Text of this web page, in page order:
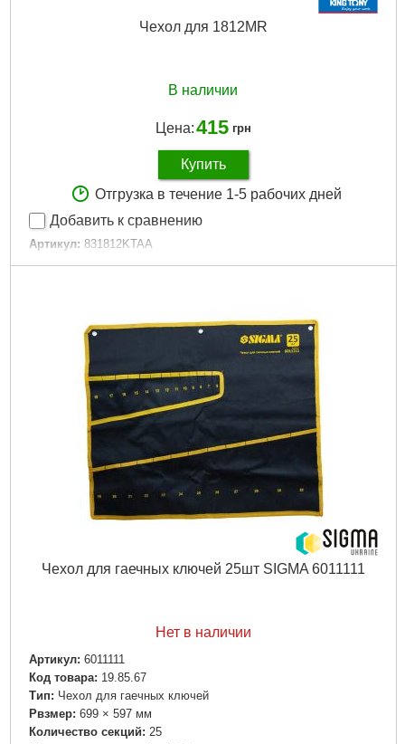
Чехол для 1812MR
В наличии
Цена:415 грн
Купить
Отгрузка в течение 1-5 рабочих дней
Добавить к сравнению
Артикул: 831812KTAA
Код товара: 27.35.91
Чехол для гаечных ключей 25шт SIGMA 6011111
Нет в наличии
Артикул: 6011111
Код товара: 19.85.67
Tип: Чехол для гаечных ключей
Рвзмер: 699 × 597 мм
Количество секций: 25